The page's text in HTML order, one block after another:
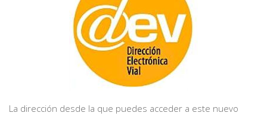
La dirección desde la que puedes acceder a este nuevo